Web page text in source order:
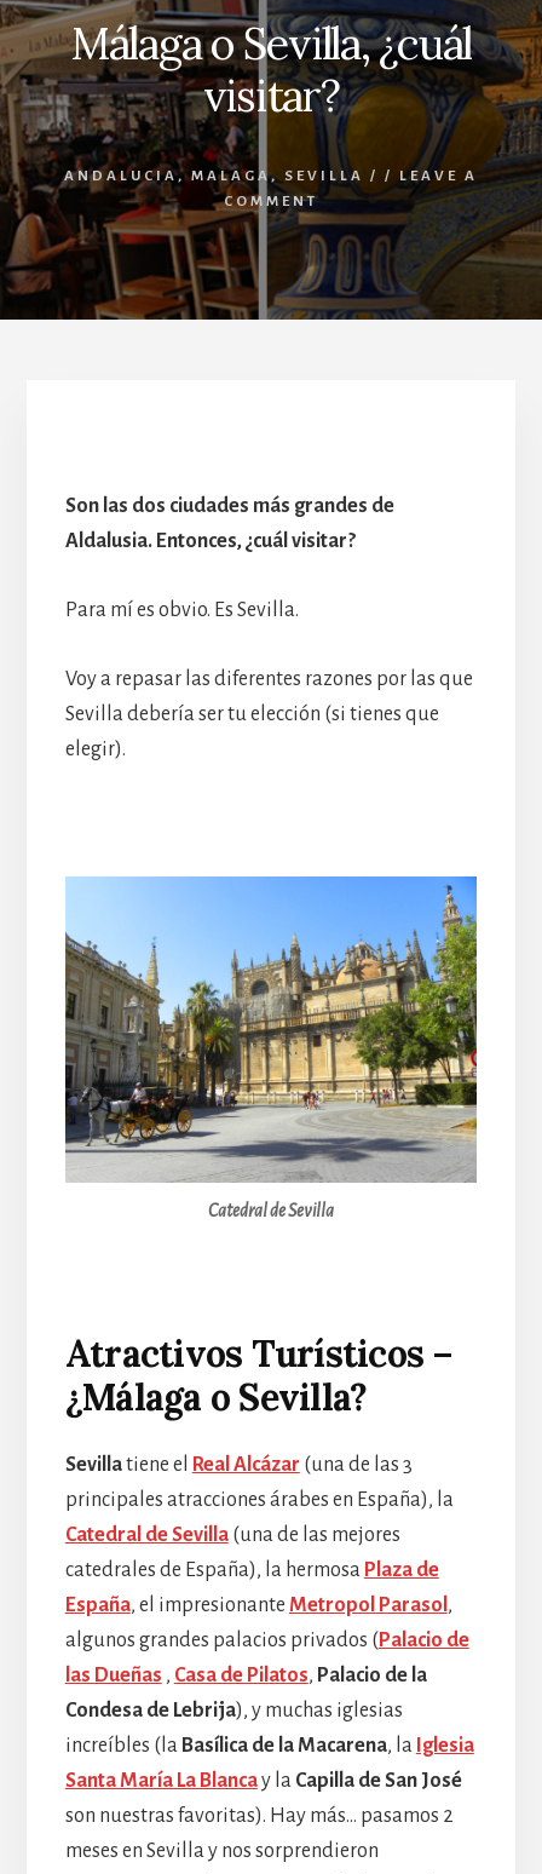
Málaga o Sevilla, ¿cuál
visitar?
ANDALUCIA,MALAGA, SEVILLA / / LEAVE A
COMMENT
Son las dos ciudades más grandes de
Aldalusia. Entonces, ¿cuál visitar?
Para mí es obvio. Es Sevilla.
Voy a repasar las diferentes razones por las que
Sevilla debería ser tu elección (si tienes que
elegir).
Catedral de Sevilla
Atractivos Turísticos –
¿Málaga o Sevilla?
Sevillatiene el Real Alcázar (una de las 3
principales atracciones árabes en España), la
Catedral de Sevilla(una de las mejores
catedrales de España), la hermosa Plaza de
España, el impresionante Metropol Parasol ,
algunos grandes palacios privados ( Palacio de
las Dueñas , Casa de Pilatos, Palacio de la
Condesa de Lebrija), y muchas iglesias
increíbles (la Basílica de la Macarena, la Iglesia
Santa María La Blancay la Capilla de San José
son nuestras favoritas). Hay más… pasamos 2
meses en Sevilla y nos sorprendieron